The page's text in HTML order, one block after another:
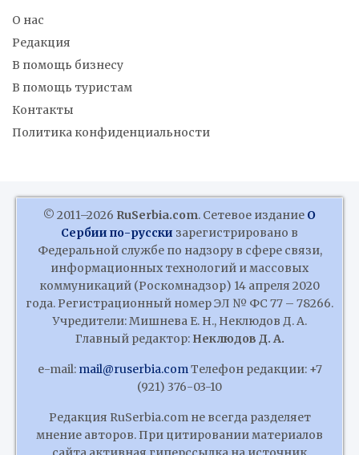
О нас
Редакция
В помощь бизнесу
В помощь туристам
Контакты
Политика конфиденциальности
© 2011–2026 RuSerbia.com. Сетевое издание О
Сербии по-русски зарегистрировано в
Федеральной службе по надзору в сфере связи,
информационных технологий и массовых
коммуникаций (Роскомнадзор) 14 апреля 2020
года. Регистрационный номер ЭЛ № ФС 77 – 78266.
Учредители: Мишнева Е. Н., Неклюдов Д. А.
Главный редактор: Неклюдов Д. А.
e-mail: mail@ruserbia.comТелефон редакции: +7
(921) 376-03-10
Редакция RuSerbia.com не всегда разделяет
мнение авторов. При цитировании материалов